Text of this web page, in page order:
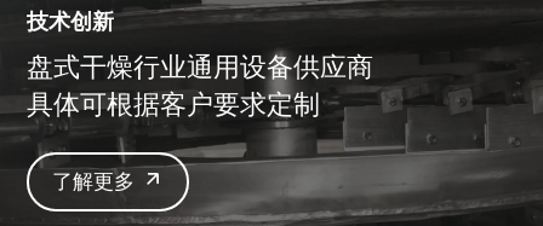
技术创新
盘式干燥行业通用设备供应商
具体可根据客户要求定制
了解更多